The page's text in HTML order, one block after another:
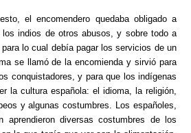
el encomendero quedaba obligado a
los indios de otros abusos, y sobre todo a
lo cual debía pagar los servicios de un
se llamó de la encomienda y sirvió para
conquistadores, y para que los indígenas
la cultura española: el idioma, la religión,
y algunas costumbres. Los españoles,
aprendieron diversas costumbres de los